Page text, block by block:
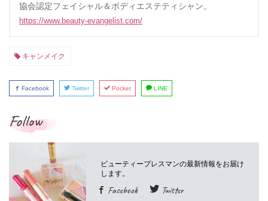
協会認定フェイシャル＆ボディエステティシャン。
https://www.beauty-evangelist.com/
キャンメイク
Facebook Twitter Pocket LINE
Follow
Facebook Twitter